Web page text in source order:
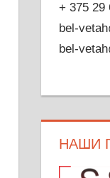
+ 375 29
bel-
bel-
НАШИ